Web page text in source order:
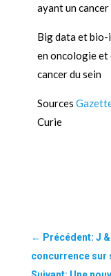
ayant un
Big data et bio-
en oncologie et
cancer du sein
Sources
Curie
← Précédent: J
concurrence sur